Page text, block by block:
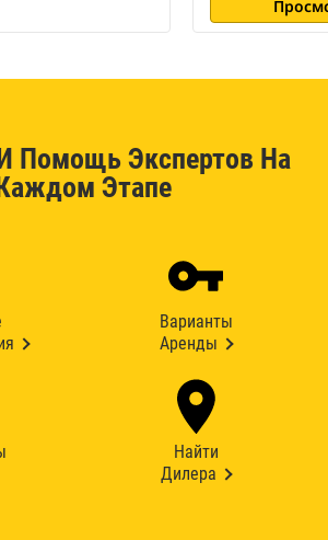
Помощь Экспертов На
Этапе
Варианты
Аренды
Найти
Дилера